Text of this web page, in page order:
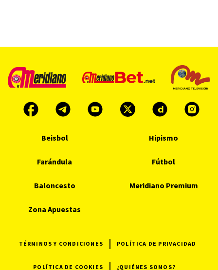
Beisbol Hipismo
Farándula Fútbol
Baloncesto Meridiano Premium
Zona Apuestas
TÉRMINOS Y CONDICIONES POLÍTICA DE PRIVACIDAD
POLÍTICA DE COOKIES ¿QUIÉNES SOMOS?